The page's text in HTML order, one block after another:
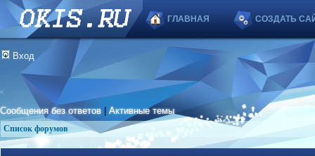
ГЛАВНАЯ СОЗДАТЬ
Вход
Сообщения без ответов |Активные темы
Список форумов